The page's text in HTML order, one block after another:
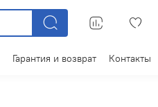
Гарантия и возврат Контакты